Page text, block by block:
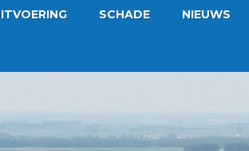
SCHADE NIEUWS